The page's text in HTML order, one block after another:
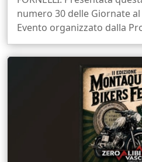
numero 30 delle Giornate
Evento organizzato dalla